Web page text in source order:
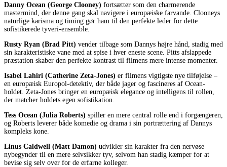
Danny Ocean (George Clooney) fortsætter som den charmerende
mastermind, der denne gang skal navigere i europæiske farvande. Clooneys
naturlige karisma og timing gør ham til den perfekte leder for dette
sofistikerede tyveri-ensemble.
Rusty Ryan (Brad Pitt) vender tilbage som Dannys højre hånd, stadig med
sin karakteristiske vane med at spise i hver eneste scene. Pitts afslappede
præstation skaber den perfekte kontrast til filmens mere intense momenter.
Isabel Lahiri (Catherine Zeta-Jones) er filmens vigtigste nye tilføjelse –
en europæisk Europol-detektiv, der både jager og fascineres af Ocean-
holdet. Zeta-Jones bringer en europæisk elegance og intelligens til rollen,
der matcher holdets egen sofistikation.
Tess Ocean (Julia Roberts) spiller en mere central rolle end i forgængeren,
og Roberts leverer både komedie og drama i sin portrættering af Dannys
kompleks kone.
Linus Caldwell (Matt Damon) udvikler sin karakter fra den nervøse
nybegynder til en mere selvsikker tyv, selvom han stadig kæmper for at
bevise sig selv over for de erfarne kolleger.